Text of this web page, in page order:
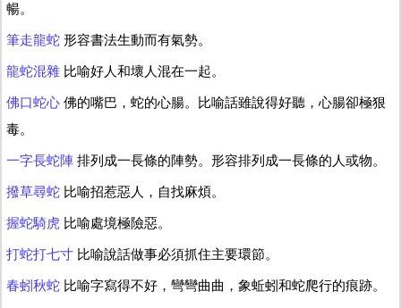
暢。
筆走龍蛇 形容書法生動而有氣勢。
龍蛇混雜 比喻好人和壞人混在一起。
佛口蛇心 佛的嘴巴，蛇的心腸。比喻話雖說得好聽，心腸卻極狠
毒。
一字長蛇陣 排列成一長條的陣勢。形容排列成一長條的人或物。
撥草尋蛇 比喻招惹惡人，自找麻煩。
握蛇騎虎 比喻處境極險惡。
打蛇打七寸 比喻說話做事必須抓住主要環節。
春蚓秋蛇 比喻字寫得不好，彎彎曲曲，象蚯蚓和蛇爬行的痕跡。